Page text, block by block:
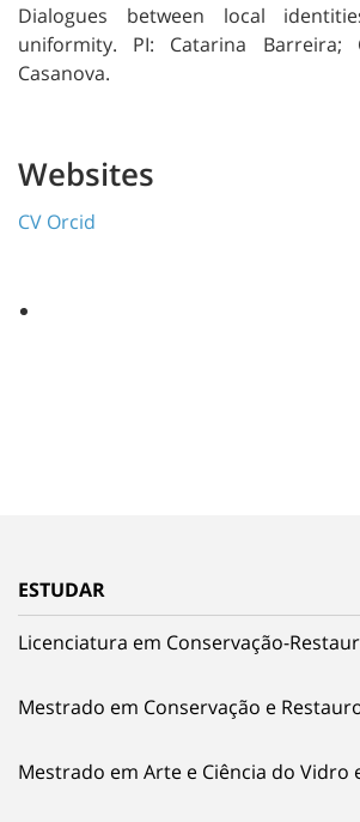
Dialogues between local
uniformity. PI: Catarina Barreira;
Casanova.
Websites
CV Orcid
ESTUDAR
Licenciatura em Conservação-
Mestrado em Conservação e
Mestrado em Arte e Ciência do Vidro